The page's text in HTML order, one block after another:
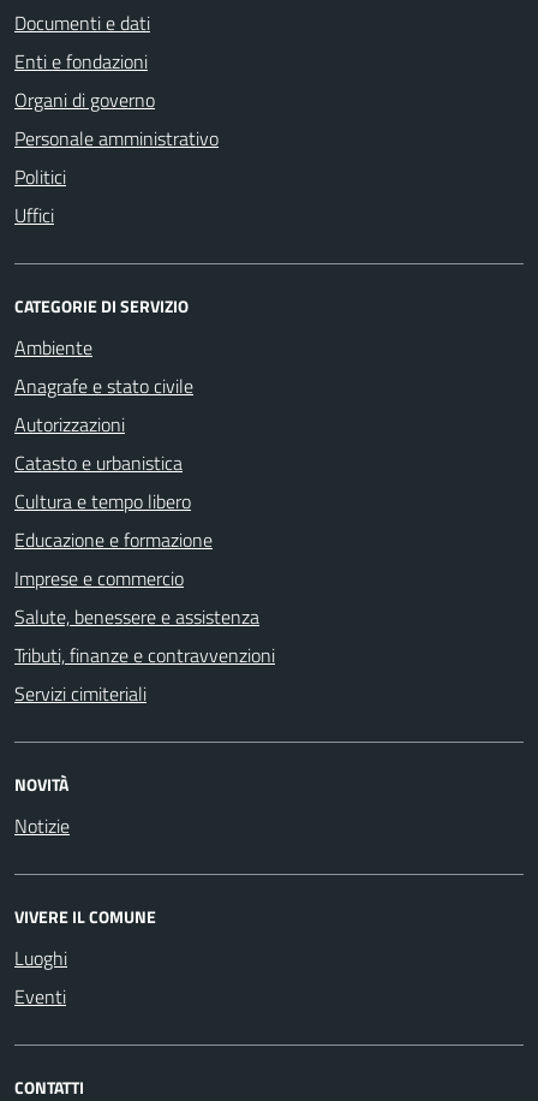
Documenti e dati
Enti e fondazioni
Organi di governo
Personale amministrativo
Politici
Uffici
CATEGORIE DI SERVIZIO
Ambiente
Anagrafe e stato civile
Autorizzazioni
Catasto e urbanistica
Cultura e tempo libero
Educazione e formazione
Imprese e commercio
Salute, benessere e assistenza
Tributi, finanze e contravvenzioni
Servizi cimiteriali
NOVITÀ
Notizie
VIVERE IL COMUNE
Luoghi
Eventi
CONTATTI